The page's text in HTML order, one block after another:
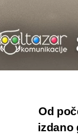
Od
izdano